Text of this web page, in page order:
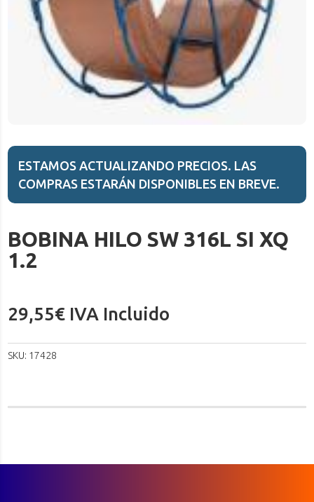
ESTAMOS ACTUALIZANDO PRECIOS. LAS
COMPRAS ESTARÁN DISPONIBLES EN BREVE.
BOBINA HILO SW 316L SI XQ
1.2
29,55€ IVA Incluido
SKU: 17428